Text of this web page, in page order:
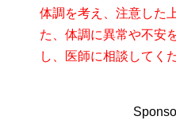
体調を考え、注意した
た、体調に異常や不安
し、医師に相談してく